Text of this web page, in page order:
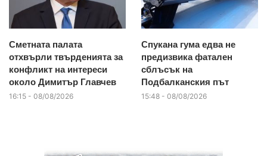
Сметната палата
отхвърли твърденията за
конфликт на интереси
около Димитър Главчев
16:15 - 08/08/2026
Спукана гума едва не
предизвика фатален
сблъсък на
Подбалканския път
15:48 - 08/08/2026